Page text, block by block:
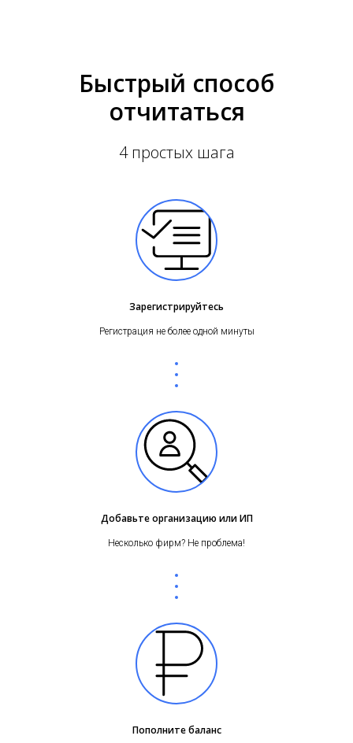
Быстрый способ
отчитаться
4 простых шага
Зарегистрируйтесь
Регистрация не более одной минуты
Добавьте организацию или ИП
Несколько фирм? Не проблема!
Пополните баланс